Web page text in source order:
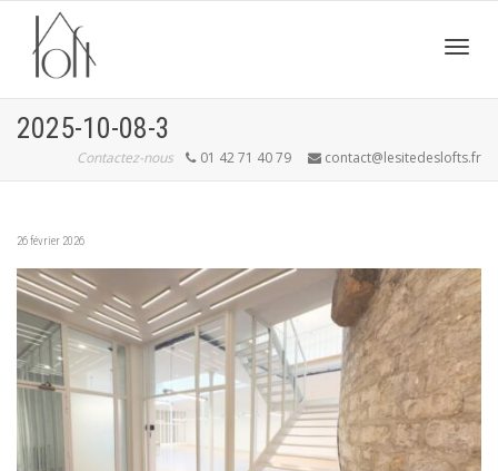
2025-10-08-3
Contactez-nous 01 42 71 40 79 contact@lesitedeslofts.fr
26 février 2026